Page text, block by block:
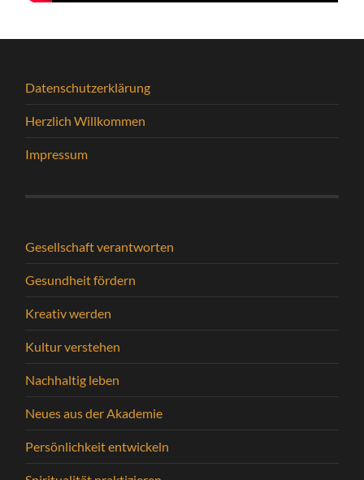
Datenschutzerklärung
Herzlich Willkommen
Impressum
Gesellschaft verantworten
Gesundheit fördern
Kreativ werden
Kultur verstehen
Nachhaltig leben
Neues aus der Akademie
Persönlichkeit entwickeln